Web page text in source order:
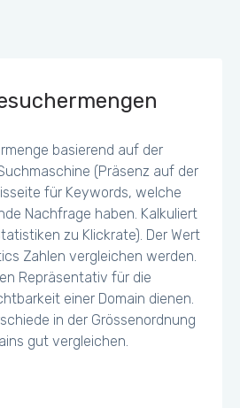
basierend auf der
(Präsenz auf der
für Keywords, welche
Nachfrage haben. Kalkuliert
zu Klickrate). Der Wert
Zahlen vergleichen werden.
Repräsentativ für die
einer Domain dienen.
in der Grössenordnung
gut vergleichen.